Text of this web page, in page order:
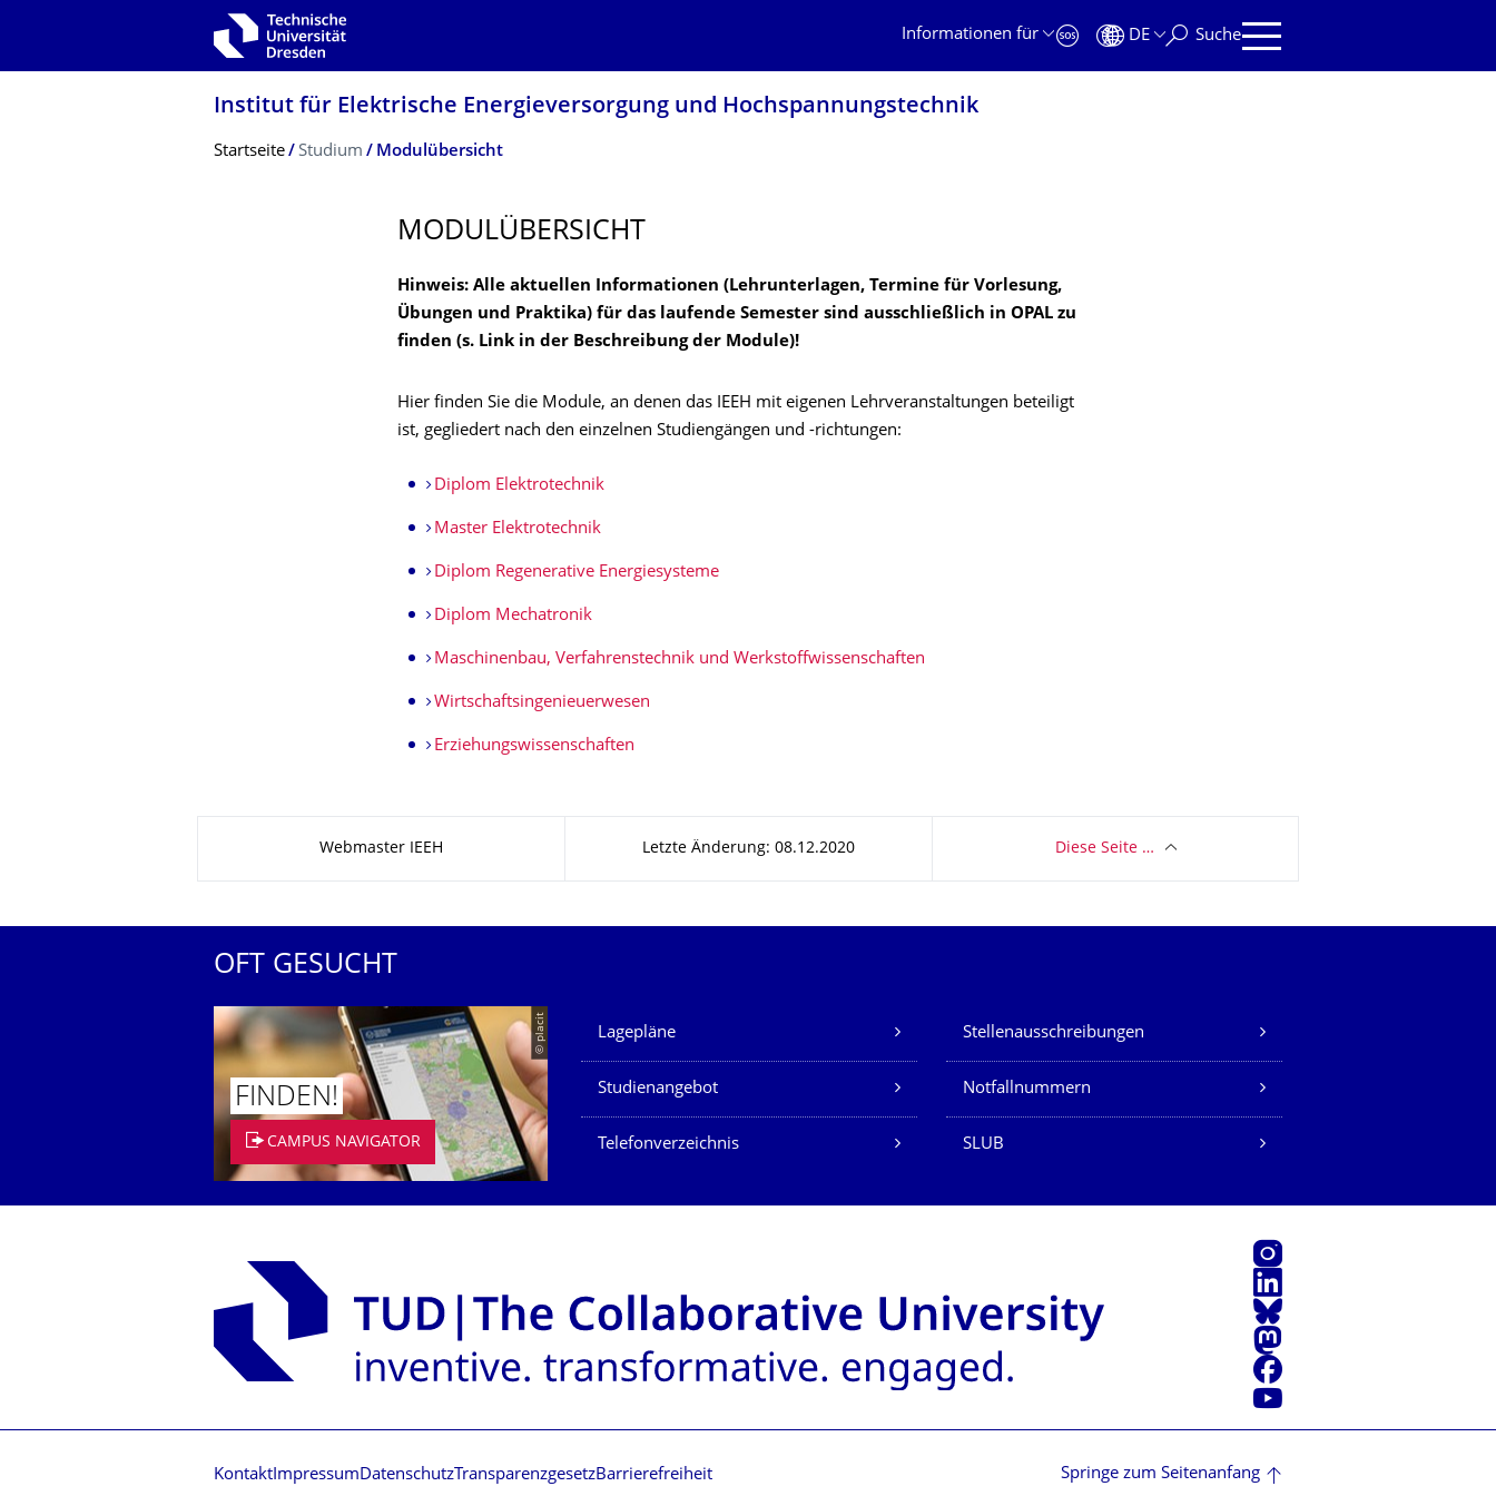
Zur Hauptnavigation springen
Informationen für
DE Suche
Institut für Elektrische Energieversorgung und Hochspannungstech­nik
Breadcrumb-Menü
Startseite Studium Modulübersicht
MODULÜBERSICHT
Hinweis: Alle aktuellen Informationen (Lehrunterlagen, Termine für Vorlesung,
Übungen und Praktika) für das laufende Semester sind ausschließlich in OPAL zu
finden (s. Link in der Beschreibung der Module)!
Hier finden Sie die Module, an denen das IEEH mit eigenen Lehrveranstaltungen beteiligt
ist, gegliedert nach den einzelnen Studiengängen und -richtungen:
Diplom Elektrotechnik
Master Elektrotechnik
Diplom Regenerative Energiesysteme
Diplom Mechatronik
Maschinenbau, Verfahrenstechnik und Werkstoffwissenschaften
Wirtschaftsingenieuerwesen
Erziehungswissenschaften
Webmaster IEEH Letzte Änderung: 08.12.2020 Diese Seite …
OFT GESUCHT
© placit
FINDEN!
CAMPUS NAVIGATOR
Unsere Dienste
Lagepläne Stellenausschreibungen
Studienangebot Notfallnummern
Telefonverzeichnis SLUB
Instagram
LinkedIn
Bluesky
Mastodon
Facebook
Youtube
Kontakt Impressum DatenschutzTransparenzgesetzBarrierefreiheit Springe zum Seitenanfang